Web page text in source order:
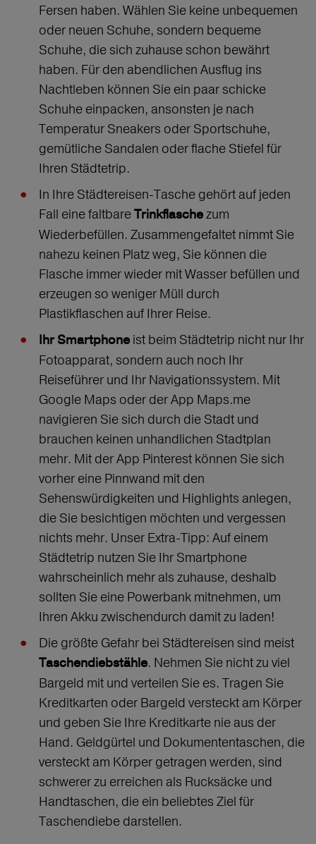
Fersen haben. Wählen Sie keine unbequemen
oder neuen Schuhe, sondern bequeme
Schuhe, die sich zuhause schon bewährt
haben. Für den abendlichen Ausflug ins
Nachtleben können Sie ein paar schicke
Schuhe einpacken, ansonsten je nach
Temperatur Sneakers oder Sportschuhe,
gemütliche Sandalen oder flache Stiefel für
Ihren Städtetrip.
In Ihre Städtereisen-Tasche gehört auf jeden
Fall eine faltbareTrinkflaschezum
Wiederbefüllen. Zusammengefaltet nimmt Sie
nahezu keinen Platz weg, Sie können die
Flasche immer wieder mit Wasser befüllen und
erzeugen so weniger Müll durch
Plastikflaschen auf Ihrer Reise.
Ihr Smartphoneist beim Städtetrip nicht nur Ihr
Fotoapparat, sondern auch noch Ihr
Reiseführer und Ihr Navigationssystem. Mit
Google Maps oder der App Maps.me
navigieren Sie sich durch die Stadt und
brauchen keinen unhandlichen Stadtplan
mehr. Mit der App Pinterest können Sie sich
vorher eine Pinnwand mit den
Sehenswürdigkeiten und Highlights anlegen,
die Sie besichtigen möchten und vergessen
nichts mehr. Unser Extra-Tipp: Auf einem
Städtetrip nutzen Sie Ihr Smartphone
wahrscheinlich mehr als zuhause, deshalb
sollten Sie eine Powerbank mitnehmen, um
Ihren Akku zwischendurch damit zu laden!
Die größte Gefahr bei Städtereisen sind meist
Taschendiebstähle. Nehmen Sie nicht zu viel
Bargeld mit und verteilen Sie es. Tragen Sie
Kreditkarten oder Bargeld versteckt am Körper
und geben Sie Ihre Kreditkarte nie aus der
Hand. Geldgürtel und Dokumententaschen, die
versteckt am Körper getragen werden, sind
schwerer zu erreichen als Rucksäcke und
Handtaschen, die ein beliebtes Ziel für
Taschendiebe darstellen.